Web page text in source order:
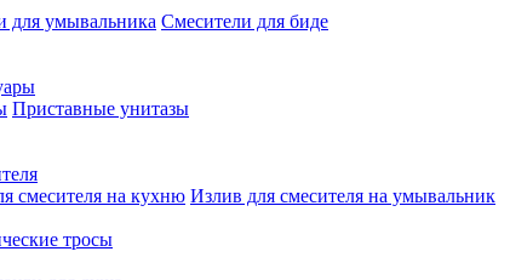
для умывальника Смесители для биде
Приставные унитазы
смесителя на кухню Излив для смесителя на умывальник
тросы